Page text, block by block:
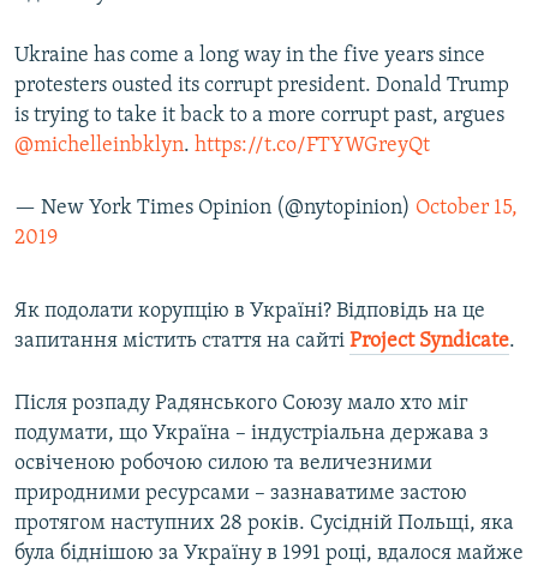
Ukraine has come a long way in the five years since
protesters ousted its corrupt president. Donald Trump
is trying to take it back to a more corrupt past, argues
@michelleinbklyn. https://t.co/FTYWGreyQt
— New York Times Opinion (@nytopinion) October 15,
2019
Як подолати корупцію в Україні? Відповідь на це
запитання містить стаття на сайті Project Syndicate.
Після розпаду Радянського Союзу мало хто міг
подумати, що Україна – індустріальна держава з
освіченою робочою силою та величезними
природними ресурсами – зазнаватиме застою
протягом наступних 28 років. Сусідній Польщі, яка
була біднішою за Україну в 1991 році, вдалося майже